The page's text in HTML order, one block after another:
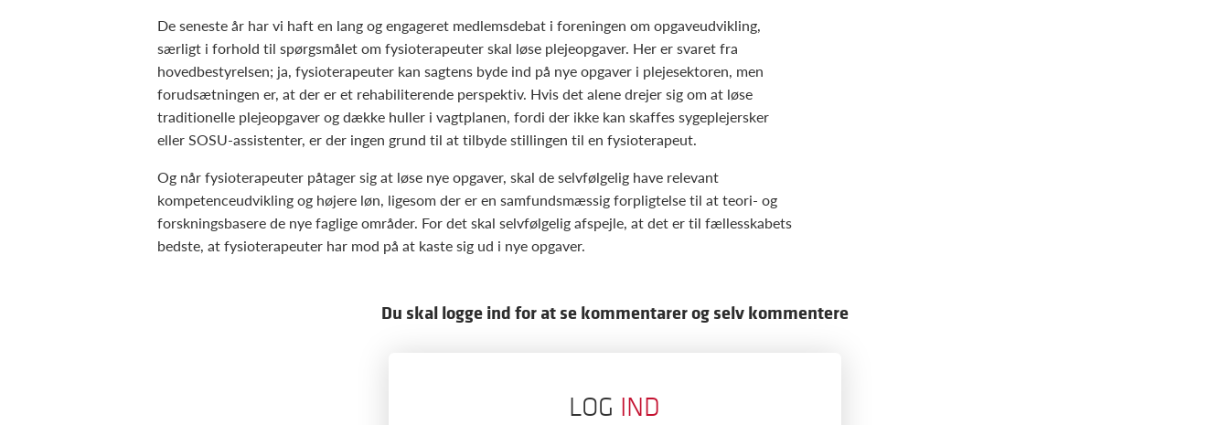
De seneste år har vi haft en lang og engageret medlemsdebat i foreningen om opgaveudvikling,
særligt i forhold til spørgsmålet om fysioterapeuter skal løse plejeopgaver. Her er svaret fra
hovedbestyrelsen; ja, fysioterapeuter kan sagtens byde ind på nye opgaver i plejesektoren, men
forudsætningen er, at der er et rehabiliterende perspektiv. Hvis det alene drejer sig om at løse
traditionelle plejeopgaver og dække huller i vagtplanen, fordi der ikke kan skaffes sygeplejersker
eller SOSU-assistenter, er der ingen grund til at tilbyde stillingen til en fysioterapeut.
Og når fysioterapeuter påtager sig at løse nye opgaver, skal de selvfølgelig have relevant
kompetenceudvikling og højere løn, ligesom der er en samfundsmæssig forpligtelse til at teori- og
forskningsbasere de nye faglige områder. For det skal selvfølgelig afspejle, at det er til fællesskabets
bedste, at fysioterapeuter har mod på at kaste sig ud i nye opgaver.
Du skal logge ind for at se kommentarer og selv kommentere
LOG IND